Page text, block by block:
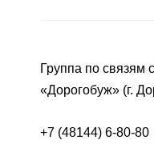
Группа по
«Дорогобуж» (г.
+7 (48144) 6-80-80